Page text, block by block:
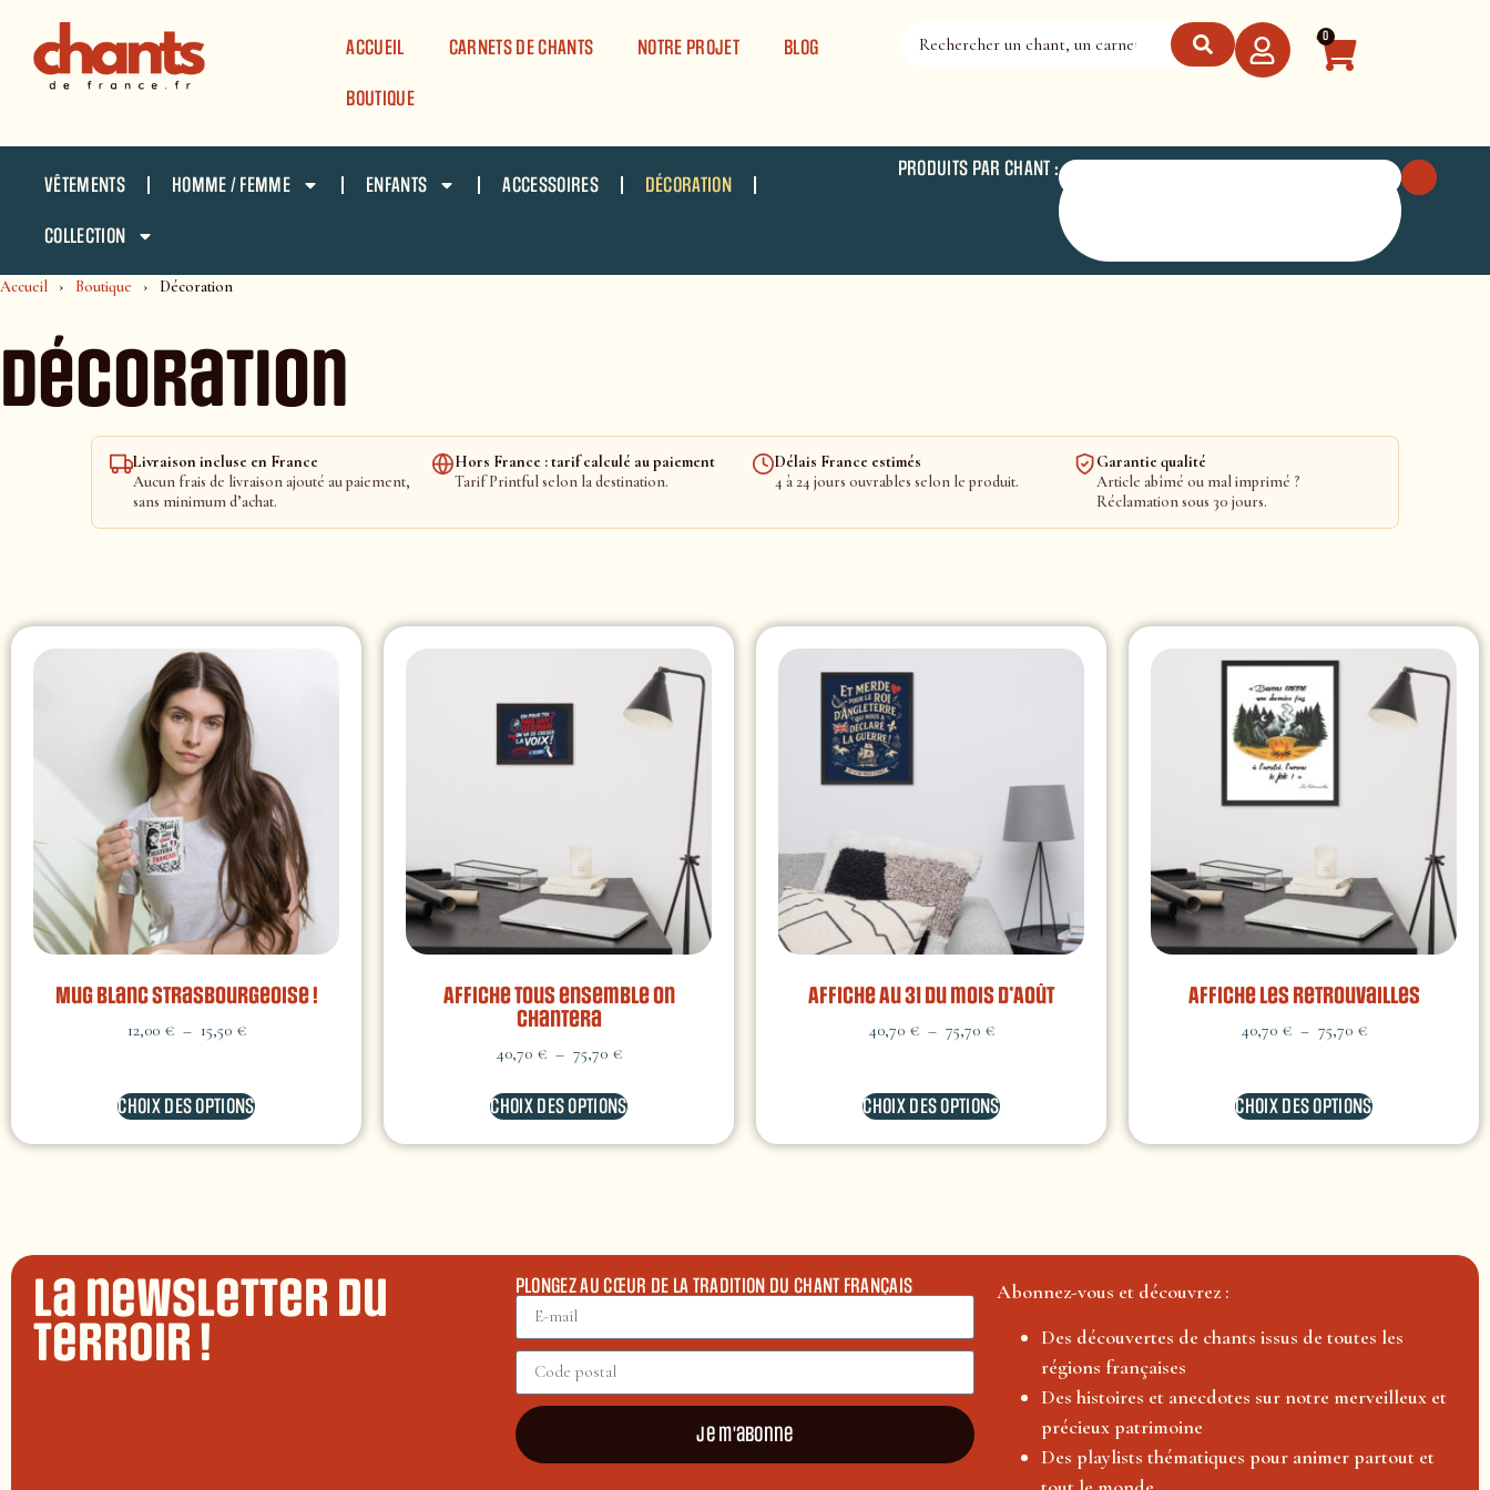
ACCUEIL
CARNETS DE CHANTS NOTRE PROJET BLOG
BOUTIQUE
0
VÊTEMENTS HOMME / FEMME ENFANTS ACCESSOIRES DÉCORATION
COLLECTION
PRODUITS PAR CHANT :
Accueil Boutique Décoration
Décoration
Livraison incluse en France
Aucun frais de livraison ajouté au paiement,
sans minimum d’achat.
Hors France : tarif calculé au paiement
Tarif Printful selon la destination.
Délais France estimés
4 à 24 jours ouvrables selon le produit.
Garantie qualité
Article abîmé ou mal imprimé ?
Réclamation sous 30 jours.
Mug Blanc Strasbourgeoise !
12,00 € – 15,50 €
CHOIX DES OPTIONS
Affiche Tous ensemble on
chantera
40,70 € – 75,70 €
CHOIX DES OPTIONS
Affiche Au 31 du mois d’Août
40,70 € – 75,70 €
CHOIX DES OPTIONS
Affiche Les retrouvailles
40,70 € – 75,70 €
CHOIX DES OPTIONS
La newsletter du
terroir !
PLONGEZ AU CŒUR DE LA TRADITION DU CHANT FRANÇAIS
Je m'abonne
Abonnez-vous et découvrez :
Des découvertes de chants issus de toutes les
régions françaises
Des histoires et anecdotes sur notre merveilleux et
précieux patrimoine
Des playlists thématiques pour animer partout et